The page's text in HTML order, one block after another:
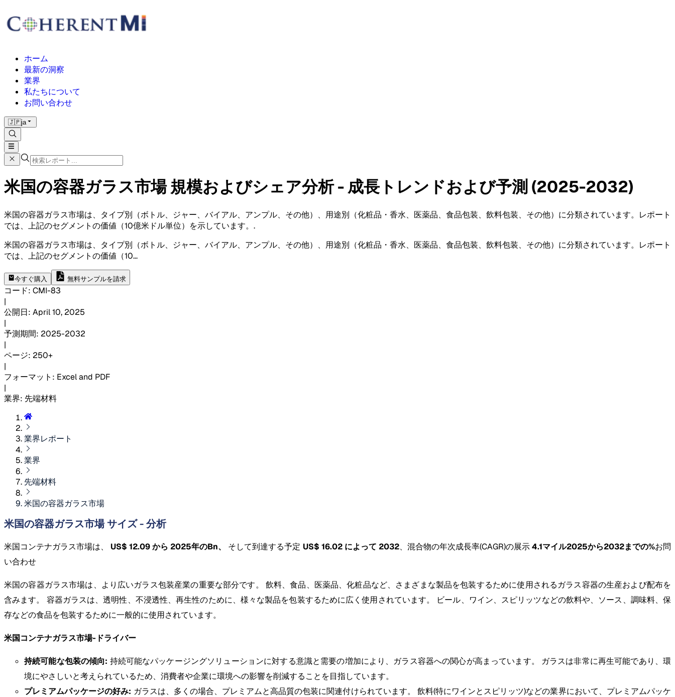
ホーム
最新の洞察
業界
私たちについて
お問い合わせ
🇯🇵ja
米国の容器ガラス市場 規模およびシェア分析 - 成長トレンドおよび予測 (2025-2032)
米国の容器ガラス市場は、タイプ別（ボトル、ジャー、バイアル、アンプル、その他）、用途別（化粧品・香水、医薬品、食品包装、飲料包装、その他）に分類されています。レポート
では、上記のセグメントの価値（10億米ドル単位）を示しています。 .
米国の容器ガラス市場は、タイプ別（ボトル、ジャー、バイアル、アンプル、その他）、用途別（化粧品・香水、医薬品、食品包装、飲料包装、その他）に分類されています。レポート
では、上記のセグメントの価値（10...
今すぐ購入 無料サンプルを請求
コード: CMI-83
|
公開日: April 10, 2025
|
予測期間: 2025-2032
|
ページ: 250+
|
フォーマット : Excel and PDF
|
業界: 先端材料
業界レポート
業界
先端材料
米国の容器ガラス市場
米国の容器ガラス市場 サイズ - 分析
米国コンテナガラス市場は、 US$ 12.09 から 2025年のBn、 そして到達する予定 US$ 16.02 によって 2032、混合物の年次成長率(CAGR)の展示4.1マイル2025から2032までの%お問
い合わせ
米国の容器ガラス市場は、より広いガラス包装産業の重要な部分です。 飲料、食品、医薬品、化粧品など、さまざまな製品を包装するために使用されるガラス容器の生産および配布を
含みます。 容器ガラスは、透明性、不浸透性、再生性のために、様々な製品を包装するために広く使用されています。 ビール、ワイン、スピリッツなどの飲料や、ソース、調味料、保
存などの食品を包装するために一般的に使用されています。
米国コンテナガラス市場-ドライバー
持続可能な包装の傾向: 持続可能なパッケージングソリューションに対する意識と需要の増加により、ガラス容器への関心が高まっています。 ガラスは非常に再生可能であり、環
境にやさしいと考えられているため、消費者や企業に環境への影響を削減することを目指しています。
プレミアムパッケージの好み: ガラスは、多くの場合、プレミアムと高品質の包装に関連付けられています。 飲料(特にワインとスピリッツ)などの業界において、プレミアムパッケ